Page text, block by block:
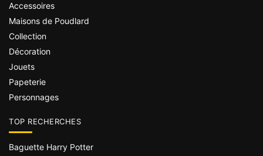
Accessoires
Maisons de Poudlard
Collection
Décoration
Jouets
Papeterie
Personnages
TOP RECHERCHES
Baguette Harry Potter